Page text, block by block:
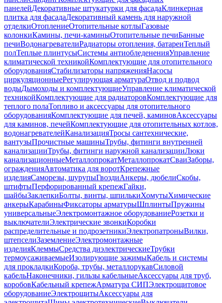
панелейДекоративные штукатурки для фасадаКлинкерная
плитка для фасадаДекоративный камень для наружной
отделкиОтоплениеОтопительные котлыГазовые
колонкиКамины, печи-каминыОтопительные печиБанные
печиВодонагревателиРадиаторы отопления, батареиТеплый
полТеплые плинтусыСистемы антиобледененияУправление
климатической техникойКомплектующие для отопительного
оборудованияСтабилизаторы напряженияНасосы
циркуляционныеРегулирующая арматураОтвод и подвод
водыДымоходы и комплектующиеУправление климатической
техникойКомплектующие для радиаторовКомплектующие для
теплого полаТопливо и аксессуары для отопительного
оборудованияКомплектующие для печей, каминовАксессуары
для каминов, печейКомплектующие для отопительных котлов,
водонагревателейКанализацияТросы сантехнические,
вантузыПрочистные машиныТрубы, фитинги внутренней
канализацииТрубы, фитинги наружной канализацииЛюки
канализационныеМеталлопрокатМеталлопрокатСваиЗаборы,
огражденияАвтоматика для воротКрепежные
изделияСаморезы, шурупыГвоздиАнкеры, дюбелиСкобы,
штифтыПерфорированный крепежГайки,
шайбыЗаклепкиБолты, винты, шпилькиХомутыХимические
анкерыКарабиныФиксаторы арматурыШплинтыПружины
универсальныеЭлектромонтажное оборудованиеРозетки и
выключателиЭлектрические звонкиКоробки
распределительные и подрозетникиЭлектропатроныВилки,
штепселиЗаземлениеЭлектромонтажные
изделияКлеммыСредства диэлектрическиеТрубки
термоусаживаемыеИзолирующие зажимыКабель и системы
для прокладкиКороба, трубы, металлорукавСиловой
кабельНаконечники, гильзы кабельныеАксессуары для труб,
коробовКабельный крепежАрматура СИПЭлектрощитовое
оборудованиеЭлектрощитыАксессуары для